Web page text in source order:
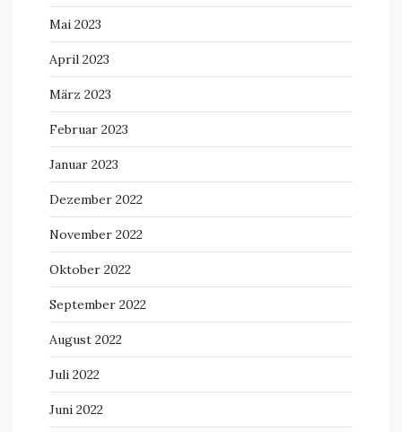
Mai 2023
April 2023
März 2023
Februar 2023
Januar 2023
Dezember 2022
November 2022
Oktober 2022
September 2022
August 2022
Juli 2022
Juni 2022